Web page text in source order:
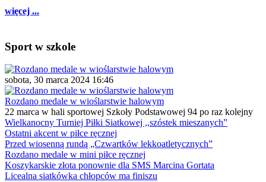
więcej ...
Sport w szkole
sobota, 30 marca 2024 16:46
Rozdano medale w wioślarstwie halowym
22 marca w hali sportowej Szkoły Podstawowej 94 po raz kolejny
Wielkanocny Turniej Piłki Siatkowej ,,szóstek mieszanych”
Ostatni akcent w piłce ręcznej
Przed wiosenną rundą „Czwartków lekkoatletycznych”
Rozdano medale w mini piłce ręcznej
Koszykarskie złota ponownie dla SMS Marcina Gortata
Licealna siatkówka chłopców ma finiszu